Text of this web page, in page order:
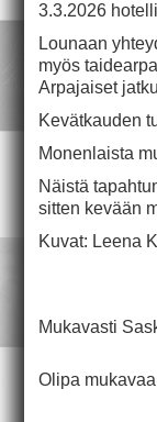
3.3.2026
Lounaan
myös
Arpajaiset
Kevätkauden
Monenlaista
Näistä
sitten kevään
Kuvat: Leena
Mukavasti
Olipa